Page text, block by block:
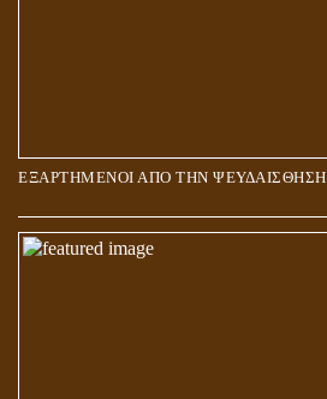
ΕΞΑΡΤΗΜΕΝΟΙ ΑΠΟ ΤΗΝ ΨΕΥΔΑΙΣΘΗΣΗ